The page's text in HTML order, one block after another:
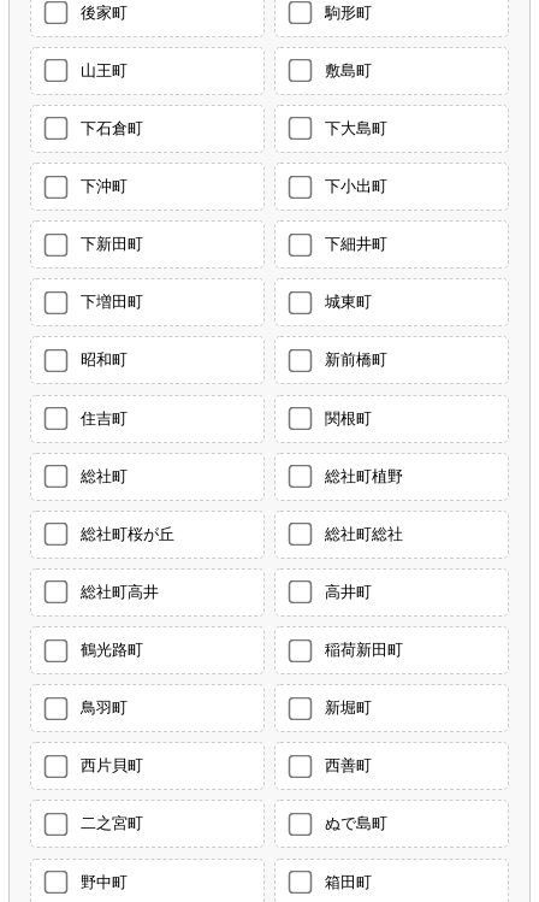
後家町 駒形町
山王町 敷島町
下石倉町 下大島町
下沖町 下小出町
下新田町 下細井町
下増田町 城東町
昭和町 新前橋町
住吉町 関根町
総社町 総社町植野
総社町桜が丘 総社町総社
総社町高井 高井町
鶴光路町 稲荷新田町
鳥羽町 新堀町
西片貝町 西善町
二之宮町 ぬで島町
野中町 箱田町